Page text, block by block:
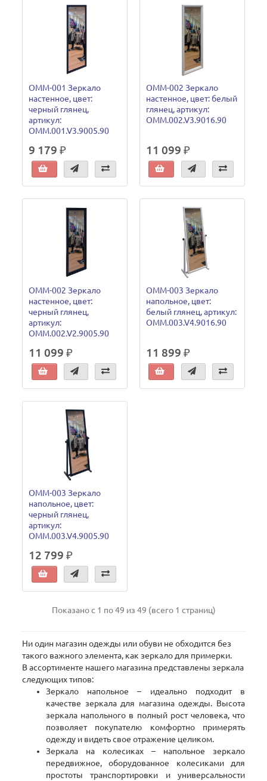
ОММ-001 Зеркало
настенное, цвет:
черный глянец,
артикул:
OMM.001.V3.9005.90
9 179 ₽
ОММ-002 Зеркало
настенное, цвет: белый
глянец, артикул:
OMM.002.V3.9016.90
11 099 ₽
ОММ-002 Зеркало
настенное, цвет:
черный глянец,
артикул:
OMM.002.V2.9005.90
11 099 ₽
ОММ-003 Зеркало
напольное, цвет:
белый глянец, артикул:
OMM.003.V4.9016.90
11 899 ₽
ОММ-003 Зеркало
напольное, цвет:
черный глянец,
артикул:
OMM.003.V4.9005.90
12 799 ₽
Показано с 1 по 49 из 49 (всего 1 страниц)
Ни один магазин одежды или обуви не обходится без
такого важного элемента, как зеркало для примерки.
В ассортименте нашего магазина представлены зеркала
следующих типов:
Зеркало напольное – идеально подходит в
качестве зеркала для магазина одежды. Высота
зеркала напольного в полный рост человека, что
позволяет покупателю комфортно примерять
одежду и видеть свое отражение целиком.
Зеркала на колесиках – напольное зеркало
передвижное, оборудованное колесиками для
простоты транспортировки и универсальности